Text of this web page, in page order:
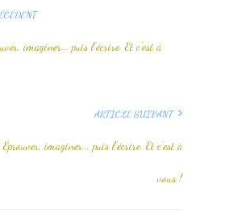
imaginer... puis l'écrire. Et c'est à
ARTICLE SUIVANT
imaginer... puis l'écrire. Et c'est à
vous !